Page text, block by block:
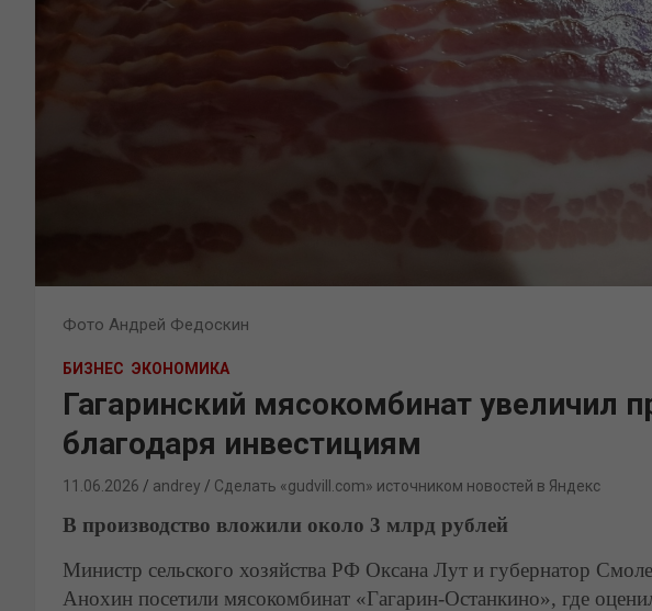
Фото Андрей Федоскин
БИЗНЕС ЭКОНОМИКА
Гагаринский мясокомбинат увеличил
благодаря инвестициям
11.06.2026 andrey Сделать «gudvill.com» источником новостей в Яндекс
В производство вложили около 3 млрд рублей
Министр сельского хозяйства РФ Оксана Лут и губернатор
Анохин посетили мясокомбинат «Гагарин-Останкино», где